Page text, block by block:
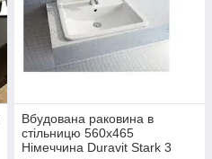
Вбудована раковина в
стільницю 560х465
Німеччина Duravit Stark 3